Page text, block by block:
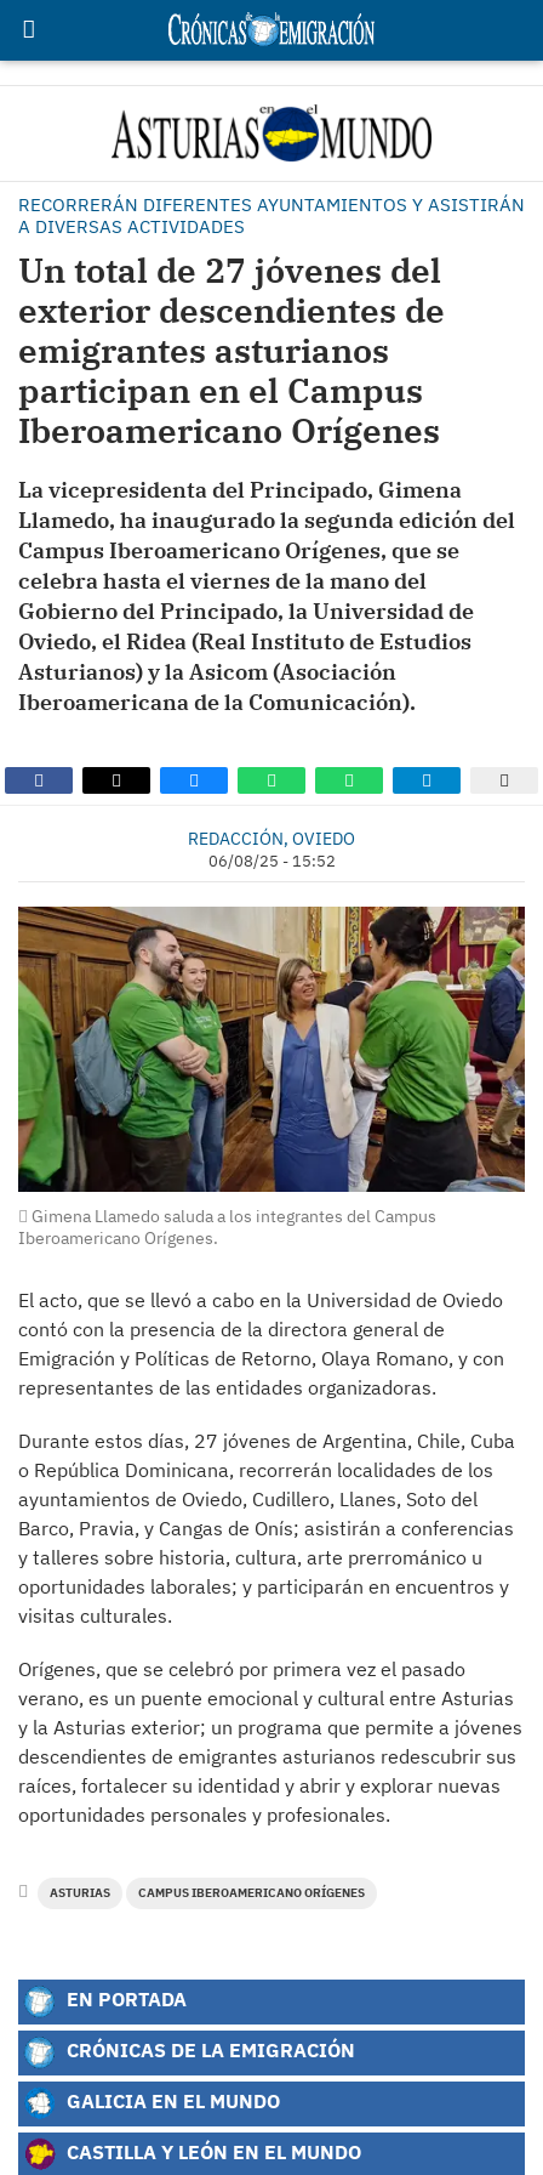
RECORRERÁN DIFERENTES AYUNTAMIENTOS Y ASISTIRÁN
A DIVERSAS ACTIVIDADES
Un total de 27 jóvenes del
exterior descendientes de
emigrantes asturianos
participan en el Campus
Iberoamericano Orígenes
La vicepresidenta del Principado, Gimena
Llamedo, ha inaugurado la segunda edición del
Campus Iberoamericano Orígenes, que se
celebra hasta el viernes de la mano del
Gobierno del Principado, la Universidad de
Oviedo, el Ridea (Real Instituto de Estudios
Asturianos) y la Asicom (Asociación
Iberoamericana de la Comunicación).
REDACCIÓN, OVIEDO
06/08/25 - 15:52
Gimena Llamedo saluda a los integrantes del Campus
Iberoamericano Orígenes.
El acto, que se llevó a cabo en la Universidad de Oviedo
contó con la presencia de la directora general de
Emigración y Políticas de Retorno, Olaya Romano, y con
representantes de las entidades organizadoras.
Durante estos días, 27 jóvenes de Argentina, Chile, Cuba
o República Dominicana, recorrerán localidades de los
ayuntamientos de Oviedo, Cudillero, Llanes, Soto del
Barco, Pravia, y Cangas de Onís; asistirán a conferencias
y talleres sobre historia, cultura, arte prerrománico u
oportunidades laborales; y participarán en encuentros y
visitas culturales.
Orígenes, que se celebró por primera vez el pasado
verano, es un puente emocional y cultural entre Asturias
y la Asturias exterior; un programa que permite a jóvenes
descendientes de emigrantes asturianos redescubrir sus
raíces, fortalecer su identidad y abrir y explorar nuevas
oportunidades personales y profesionales.
ASTURIAS CAMPUS IBEROAMERICANO ORÍGENES
EN PORTADA
CRÓNICAS DE LA EMIGRACIÓN
GALICIA EN EL MUNDO
CASTILLA Y LEÓN EN EL MUNDO